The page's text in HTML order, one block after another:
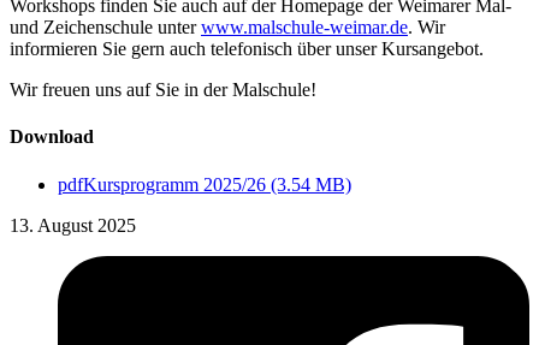
Workshops finden Sie auch auf der Homepage der Weimarer Mal-
und Zeichenschule unterwww.malschule-weimar.de. Wir
informieren Sie gern auch telefonisch über unser Kursangebot.
Wir freuen uns auf Sie in der Malschule!
Download
pdfKursprogramm 2025/26 (3.54 MB)
13. August 2025